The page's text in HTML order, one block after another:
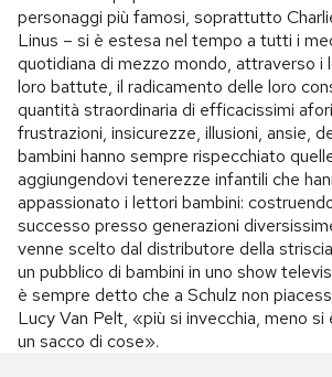
personaggi più famosi, soprattutto
Linus – si è estesa nel tempo a tutti i
quotidiana di mezzo mondo, attraverso i
loro battute, il radicamento delle loro
quantità straordinaria di efficacissimi
frustrazioni, insicurezze, illusioni, ansie,
bambini hanno sempre rispecchiato
aggiungendovi tenerezze infantili che
appassionato i lettori bambini:
successo presso generazioni
venne scelto dal distributore della
un pubblico di bambini in uno show
è sempre detto che a Schulz non
Lucy Van Pelt, «più si invecchia, meno
un sacco di cose».